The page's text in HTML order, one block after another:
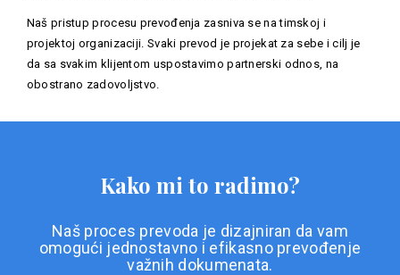
Naš pristup procesu prevođenja zasniva se na timskoj i
projektoj organizaciji. Svaki prevod je projekat za sebe i cilj je
da sa svakim klijentom uspostavimo partnerski odnos, na
obostrano zadovoljstvo.
Kako mi to radimo?
Naš proces prevoda je dizajniran da vam
omogući jednostavno i efikasno prevođenje
važnih dokumenata.